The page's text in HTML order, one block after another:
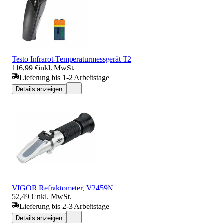
Testo Infrarot-Temperaturmessgerät T2
116,99 €inkl. MwSt.
Lieferung bis 1-2 Arbeitstage
Details anzeigen
VIGOR Refraktometer, V2459N
52,49 €inkl. MwSt.
Lieferung bis 2-3 Arbeitstage
Details anzeigen